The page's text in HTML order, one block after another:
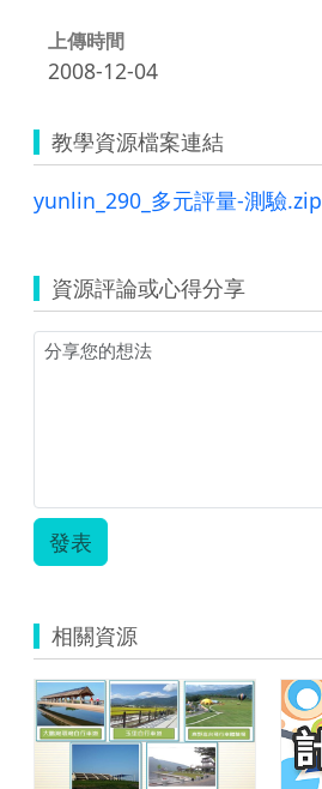
上傳時間
2008-12-04
教學資源檔案連結
yunlin_290_多元評量-測驗.zip
資源評論或心得分享
發表
相關資源